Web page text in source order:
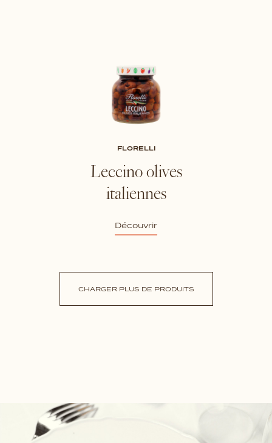
FLORELLI
Leccino olives
italiennes
Découvrir
CHARGER PLUS DE PRODUITS